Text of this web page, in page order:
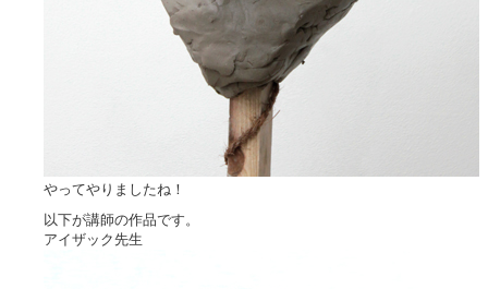
やってやりましたね！
以下が講師の作品です。
アイザック先生